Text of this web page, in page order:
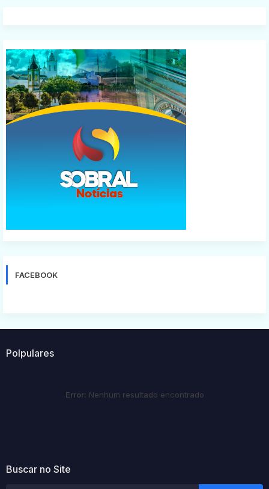
FACEBOOK
Polpulares
Error: Nenhum resultado encontrado
Buscar no Site